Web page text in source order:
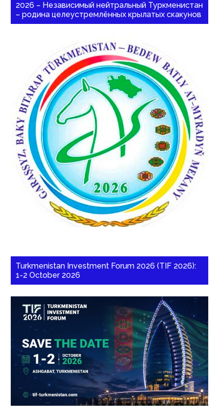
2026 – Независимый нейтральный Туркменистан
– родина целеустремлённых крылатых скакунов
Turkmenistan Investment Forum 2026 (TIF 2026):
1-2 October 2026